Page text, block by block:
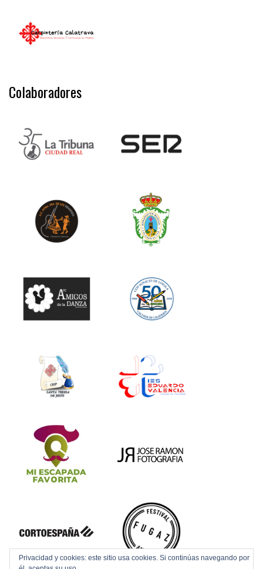
Colaboradores
Privacidad y cookies: este sitio usa cookies. Si continúas navegando por